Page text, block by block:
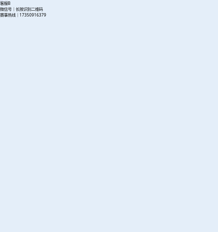
客服B
微信号｜长按识别二维码
赛事热线｜17350916379